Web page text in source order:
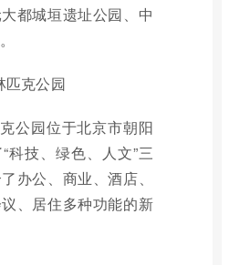
都城垣遗址公园、中
匹克公园
公园位于北京市朝阳
科技、绿色、人文”三
办公、商业、酒店、
、居住多种功能的新